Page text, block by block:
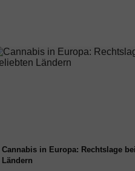
Cannabis in Europa: Rechtslage
Ländern